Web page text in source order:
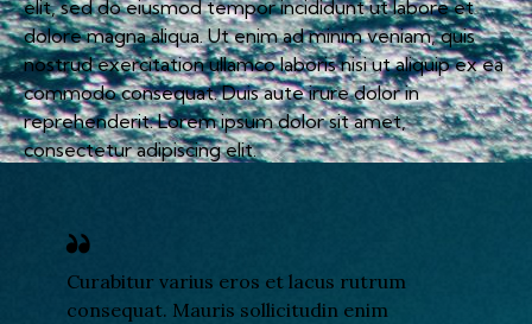
elit, sed do eiusmod tempor incididunt ut labore et
dolore magna aliqua. Ut enim ad minim veniam, quis
nostrud exercitation ullamco laboris nisi ut aliquip ex ea
commodo consequat. Duis aute irure dolor in
reprehenderit. Lorem ipsum dolor sit amet,
consectetur adipiscing elit.
Curabitur varius eros et lacus rutrum
consequat. Mauris sollicitudin enim